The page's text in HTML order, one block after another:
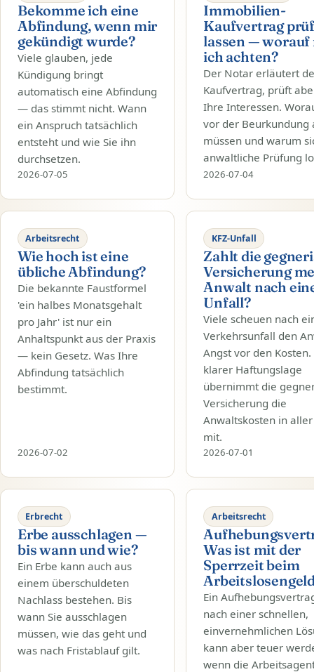
Bekomme ich eine
Abfindung, wenn mir
gekündigt wurde?
Viele glauben, jede
Kündigung bringt
automatisch eine Abfindung
— das stimmt nicht. Wann
ein Anspruch tatsächlich
entsteht und wie Sie ihn
durchsetzen.
2026-07-05
Immobilien-
Kaufvertrag
lassen — worauf
ich achten?
Der Notar erläutert
Kaufvertrag, prüft
Ihre Interessen.
vor der Beurkundung
müssen und warum
anwaltliche Prüfung
2026-07-04
Arbeitsrecht
Wie hoch ist eine
übliche Abfindung?
Die bekannte Faustformel
'ein halbes Monatsgehalt
pro Jahr' ist nur ein
Anhaltspunkt aus der Praxis
— kein Gesetz. Was Ihre
Abfindung tatsächlich
bestimmt.
2026-07-02
KFZ-Unfall
Zahlt die
Versicherung
Anwalt nach
Unfall?
Viele scheuen nach
Verkehrsunfall den
Angst vor den Kosten.
klarer Haftungslage
übernimmt die
Versicherung die
Anwaltskosten in
mit.
2026-07-01
Erbrecht
Erbe ausschlagen —
bis wann und wie?
Ein Erbe kann auch aus
einem überschuldeten
Nachlass bestehen. Bis
wann Sie ausschlagen
müssen, wie das geht und
was nach Fristablauf gilt.
Arbeitsrecht
Was ist mit der
Sperrzeit beim
Ein
nach einer schnellen,
einvernehmlichen
kann aber teuer
wenn die